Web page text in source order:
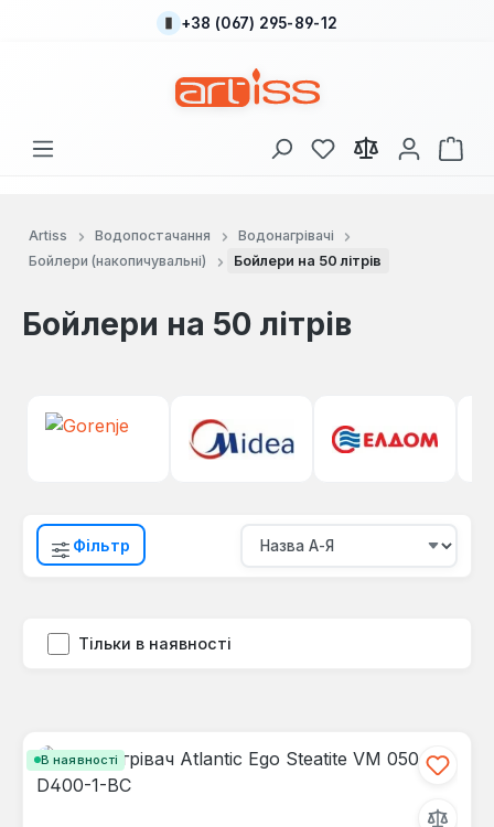
Перейти до основного вмісту
+38 (067) 295-89-12
У вас є 0 у списку
Artiss Водопостачання
Водонагрівачі
Бойлери (накопичувальні)
Бойлери на 50 літрів
Бойлери на 50 літрів
Фільтр
Тільки в наявності
В наявності